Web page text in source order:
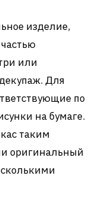
изделие,
или
Для
по
на бумаге.
таким
оригинальный